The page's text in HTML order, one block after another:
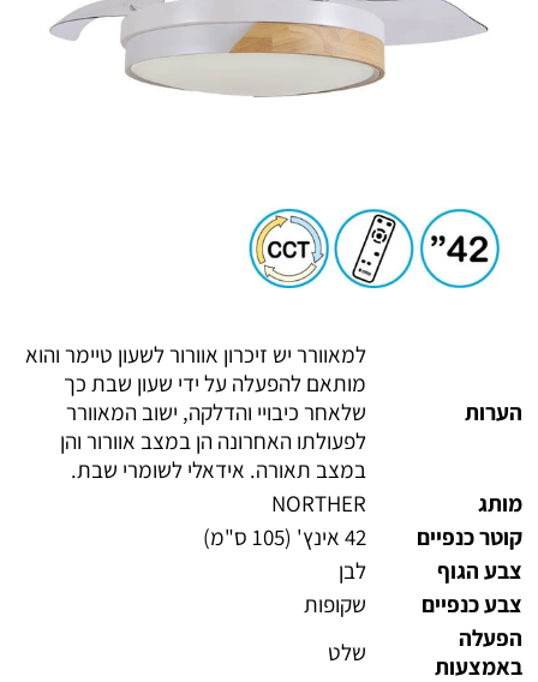
הערות
למאוורר יש זיכרון אוורור לשעון טיימר והוא
מותאם להפעלה על ידי שעון שבת כך
שלאחר כיבויי והדלקה, ישוב המאוורר
לפעולתו האחרונה הן במצב אוורור והן
במצב תאורה. אידאלי לשומרי שבת.
מותג
NORTHER
קוטר כנפיים
42 אינץ' (105 ס"מ)
צבע הגוף
לבן
צבע כנפיים
שקופות
הפעלה
באמצעות
שלט